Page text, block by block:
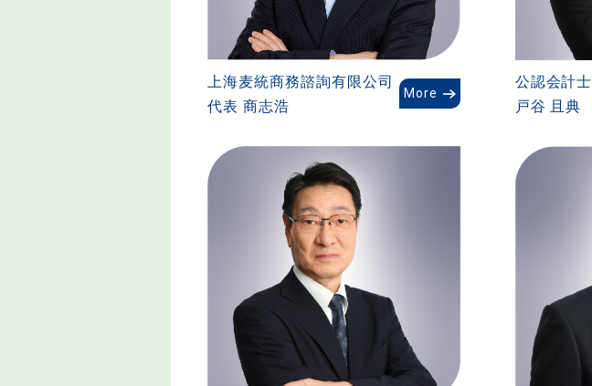
上海麦統商務諮詢有限公司
代表 商志浩
More
公認会計士
戸谷 且典